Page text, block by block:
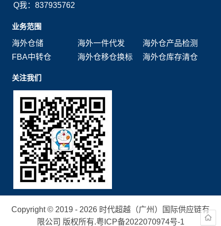
Q我：837935762
业务范围
海外仓储
海外一件代发
海外仓产品检测
FBA中转仓
海外仓移仓换标 海外仓库存清仓
关注我们
Copyright © 2019 - 2026 时代超越（广州）国际供应链有
限公司 版权所有.粤ICP备2022070974号-1